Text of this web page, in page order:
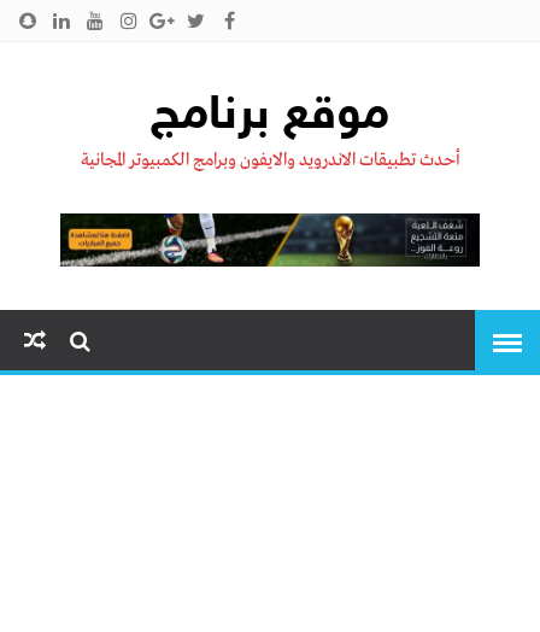
موقع برنامج
أحدث تطبيقات الاندرويد والايفون وبرامج الكمبيوتر المجانية